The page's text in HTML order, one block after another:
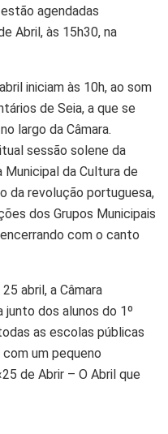
agendadas
Abril, às 15h30, na
iniciam às 10h, ao som
de Seia, a que se
largo da Câmara.
sessão solene da
Municipal da Cultura de
da revolução portuguesa,
dos Grupos Municipais
com o canto
abril, a Câmara
junto dos alunos do 1º
as escolas públicas
um pequeno
de Abrir – O Abril que